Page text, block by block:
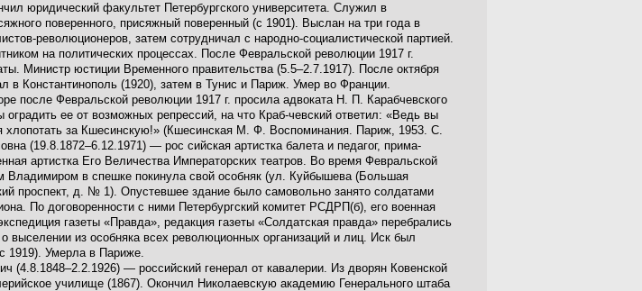
юридический факультет Петербургского университета. Служил в
поверенного, присяжный поверенный (с 1901). Выслан на три года в
революционеров, затем сотрудничал с народно-социалистической партией.
на политических процессах. После Февральской революции 1917 г.
Министр юстиции Временного правительства (5.5–2.7.1917). После октября
в Константинополь (1920), затем в Тунис и Париж. Умер во Франции.
после Февральской революции 1917 г. просила адвоката Н. П. Карабчевского
оградить ее от возможных репрессий, на что Краб-чевский ответил: «Ведь вы
хлопотать за Кшесинскую!» (Кшесинская М. Ф. Воспоминания. Париж, 1953. С.
(19.8.1872–6.12.1971) — рос сийская артистка балета и педагог, прима-
артистка Его Величества Императорских театров. Во время Февральской
Владимиром в спешке покинула свой особняк (ул. Куйбышева (Большая
проспект, д. № 1). Опустевшее здание было самовольно занято солдатами
По договоренности с ними Петербургский комитет РСДРП(б), его военная
газеты «Правда», редакция газеты «Солдатская правда» перебрались
выселении из особняка всех революционных организаций и лиц. Иск был
1919). Умерла в Париже.
(4.8.1848–2.2.1926) — российский генерал от кавалерии. Из дворян Ковенской
училище (1867). Окончил Николаевскую академию Генерального штаба